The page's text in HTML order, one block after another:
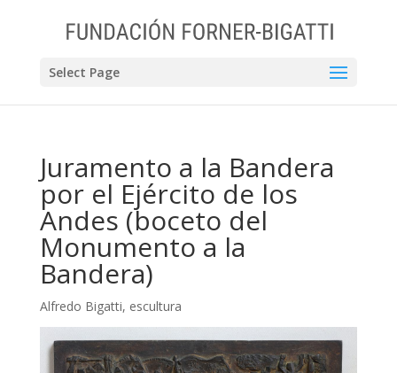
Select Page
Juramento a la Bandera
por el Ejército de los
Andes (boceto del
Monumento a la
Bandera)
Alfredo Bigatti, escultura